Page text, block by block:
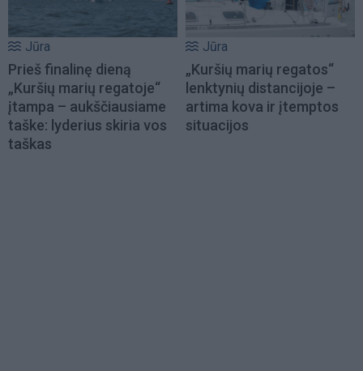
Jūra
Prieš finalinę dieną
„Kuršių marių regatoje“
įtampa – aukščiausiame
taške: lyderius skiria vos
taškas
Jūra
„Kuršių marių regatos“
lenktynių distancijoje –
artima kova ir įtemptos
situacijos